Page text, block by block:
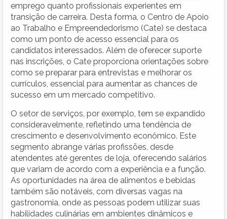
emprego quanto profissionais experientes em
transição de carreira. Desta forma, o Centro de Apoio
ao Trabalho e Empreendedorismo (Cate) se destaca
como um ponto de acesso essencial para os
candidatos interessados. Além de oferecer suporte
nas inscrições, o Cate proporciona orientações sobre
como se preparar para entrevistas e melhorar os
currículos, essencial para aumentar as chances de
sucesso em um mercado competitivo.
O setor de serviços, por exemplo, tem se expandido
consideravelmente, refletindo uma tendência de
crescimento e desenvolvimento econômico. Este
segmento abrange várias profissões, desde
atendentes até gerentes de loja, oferecendo salários
que variam de acordo com a experiência e a função.
As oportunidades na área de alimentos e bebidas
também são notáveis, com diversas vagas na
gastronomia, onde as pessoas podem utilizar suas
habilidades culinárias em ambientes dinâmicos e